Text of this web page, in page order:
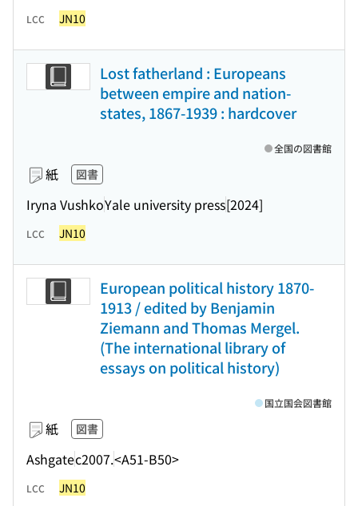
LCC JN10
Lost fatherland : Europeans
between empire and nation-
states, 1867-1939 : hardcover
紙 図書
Iryna VushkoYale university press[2024]
全国の図書館
LCC JN10
European political history 1870-
1913 / edited by Benjamin
Ziemann and Thomas Mergel.
(The international library of
essays on political history)
紙 図書
Ashgatec2007.<A51-B50>
国立国会図書館
LCC JN10